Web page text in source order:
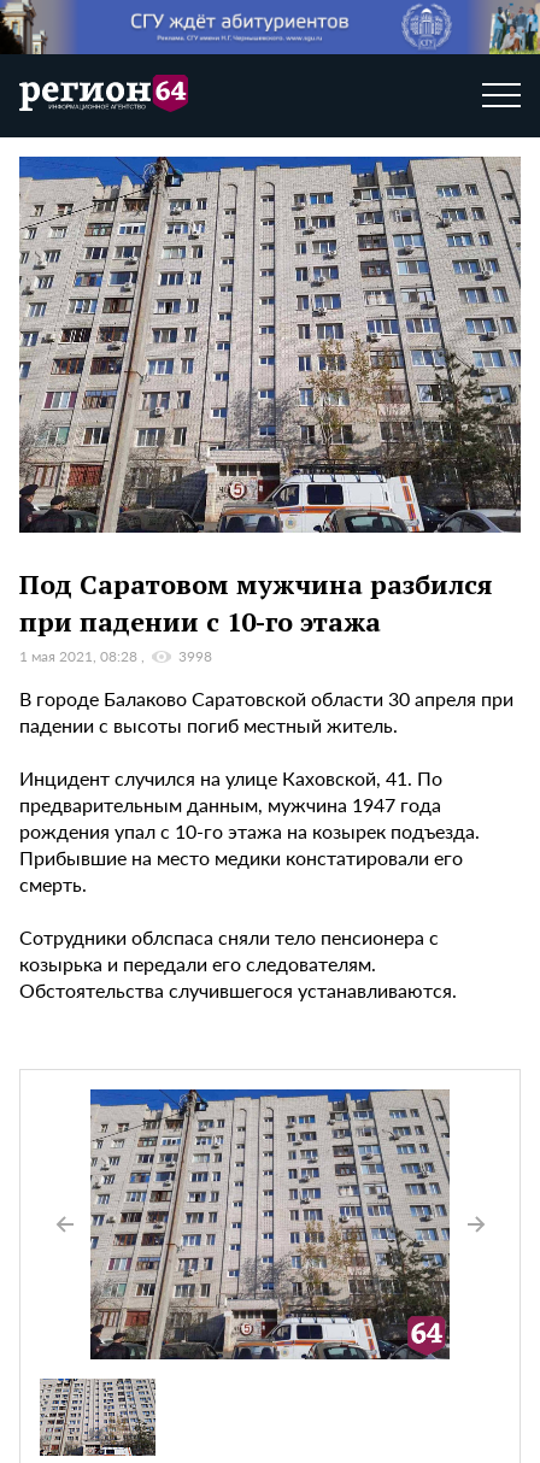
Под Саратовом мужчина разбился
при падении с 10-го этажа
1 мая 2021, 08:28 3998
В городе Балаково Саратовской области 30 апреля при
падении с высоты погиб местный житель.
Инцидент случился на улице Каховской, 41. По
предварительным данным, мужчина 1947 года
рождения упал с 10-го этажа на козырек подъезда.
Прибывшие на место медики констатировали его
смерть.
Сотрудники облспаса сняли тело пенсионера с
козырька и передали его следователям.
Обстоятельства случившегося устанавливаются.